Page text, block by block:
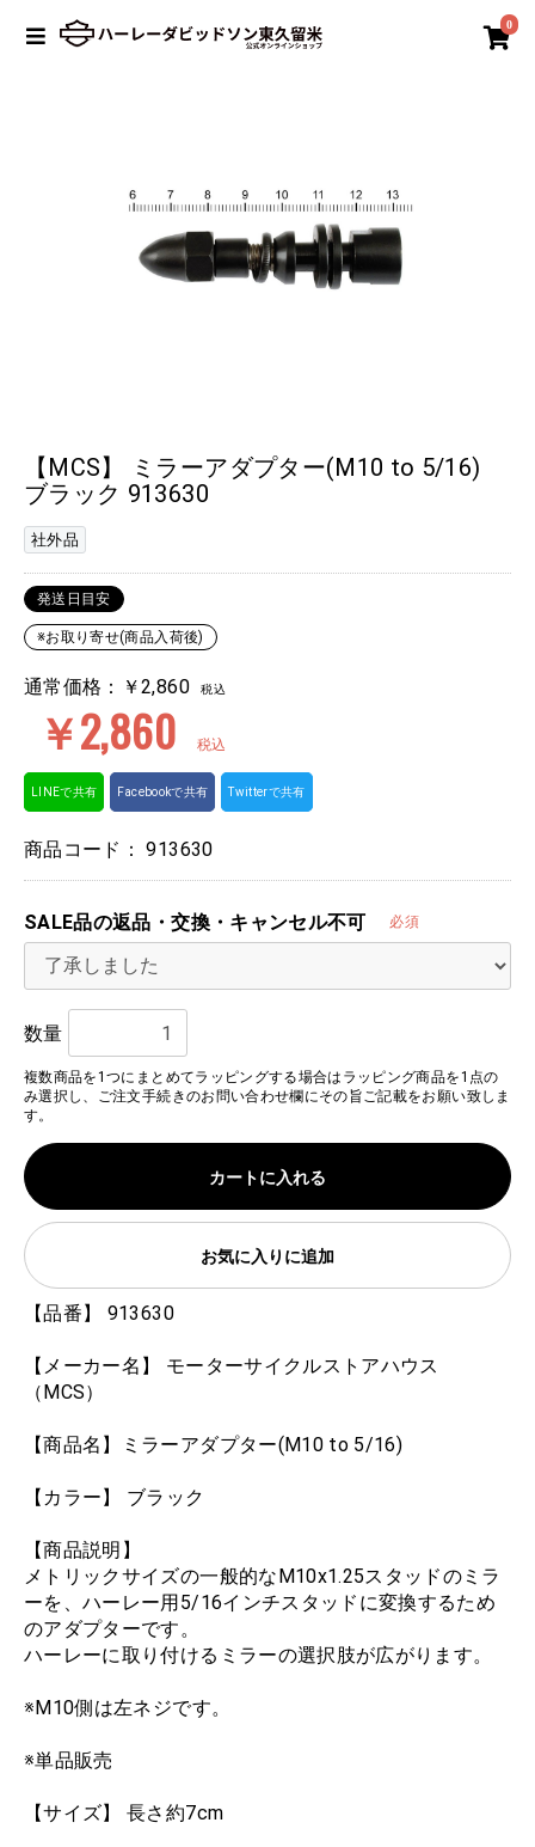
0
【MCS】 ミラーアダプター(M10 to 5/16)
ブラック 913630
社外品
発送日目安
※お取り寄せ(商品入荷後)
通常価格：￥2,860 税込
￥2,860 税込
LINEで共有 Facebookで共有 Twitterで共有
商品コード：913630
SALE品の返品・交換・キャンセル不可 必須
数量
複数商品を1つにまとめてラッピングする場合はラッピング商品を1点の
み選択し、ご注文手続きのお問い合わせ欄にその旨ご記載をお願い致しま
す。
カートに入れる
お気に入りに追加
【品番】 913630
【メーカー名】 モーターサイクルストアハウス
（MCS）
【商品名】ミラーアダプター(M10 to 5/16)
【カラー】 ブラック
【商品説明】
メトリックサイズの一般的なM10x1.25スタッドのミラ
ーを、ハーレー用5/16インチスタッドに変換するため
のアダプターです。
ハーレーに取り付けるミラーの選択肢が広がります。
※M10側は左ネジです。
※単品販売
【サイズ】 長さ約7cm